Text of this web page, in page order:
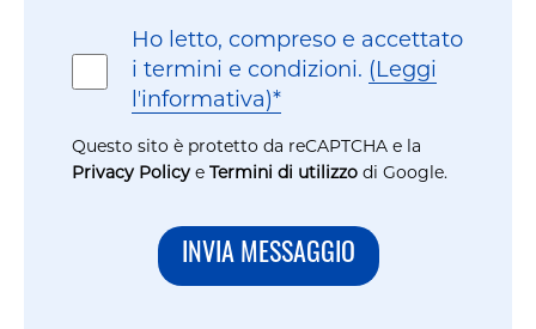
ConsensoHo letto, compreso e accettato
i termini e condizioni. (Leggi
lʼinformativa)*
Questo sito è protetto da reCAPTCHA e la
Privacy Policy e Termini di utilizzo di Google.
INVIA MESSAGGIO